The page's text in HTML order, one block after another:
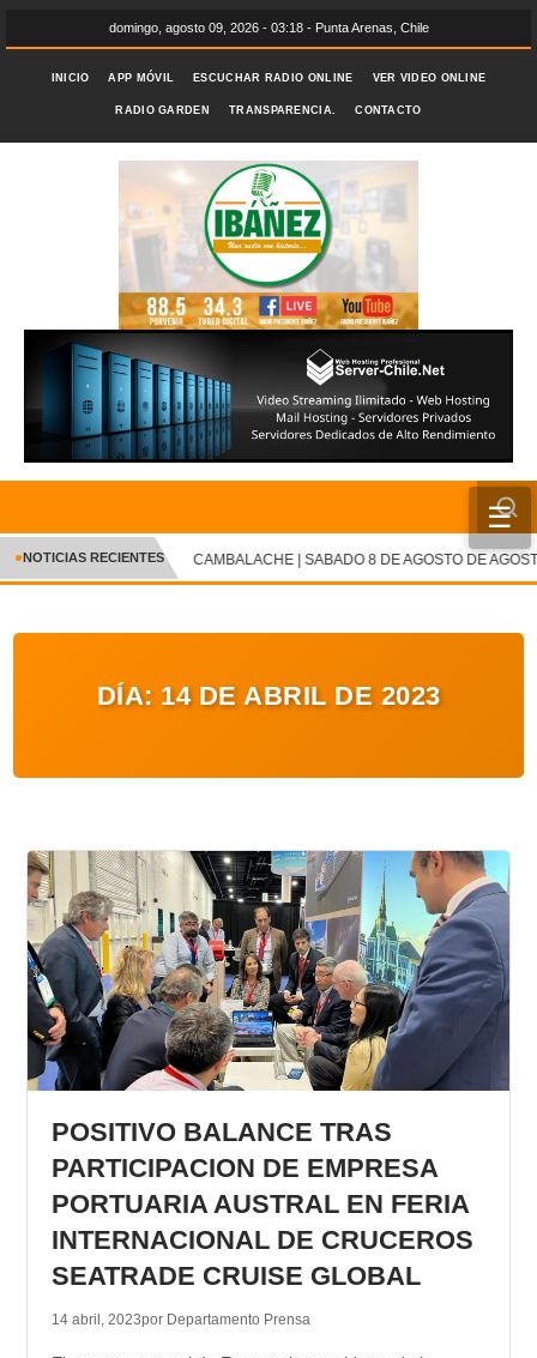
domingo, agosto 09, 2026 - 03:18 - Punta Arenas, Chile
INICIO APP MÓVIL ESCUCHAR RADIO ONLINE VER VIDEO ONLINE
RADIO GARDEN TRANSPARENCIA. CONTACTO
☰
INICIO
CRÓNICA
ENTRETENIMIENTO Y CULTURA
AUDIOS
VIDEOS
GALERIA DE FOTOS
APP MÓVIL
NOTICIAS RECIENTES CAMBALACHE | SABADO 8 DE AGOSTO DE
DÍA: 14 DE ABRIL DE 2023
POSITIVO BALANCE TRAS
PARTICIPACION DE EMPRESA
PORTUARIA AUSTRAL EN FERIA
INTERNACIONAL DE CRUCEROS
SEATRADE CRUISE GLOBAL
14 abril, 2023por Departamento Prensa